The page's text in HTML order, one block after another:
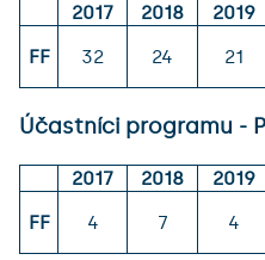
2017 2018 2019
FF
32 24 21
Účastníci programu -
2017 2018 2019
FF
4 7 4